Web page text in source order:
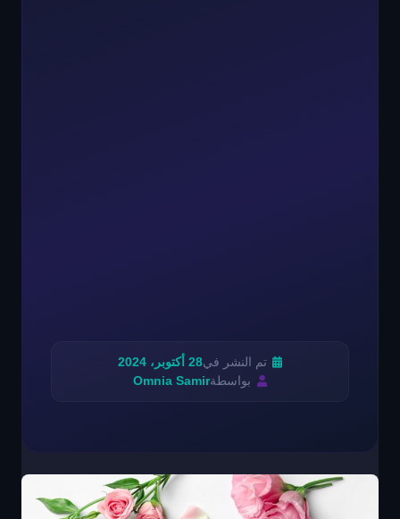
تم النشر في28 أكتوبر، 2024
بواسطةOmnia Samir